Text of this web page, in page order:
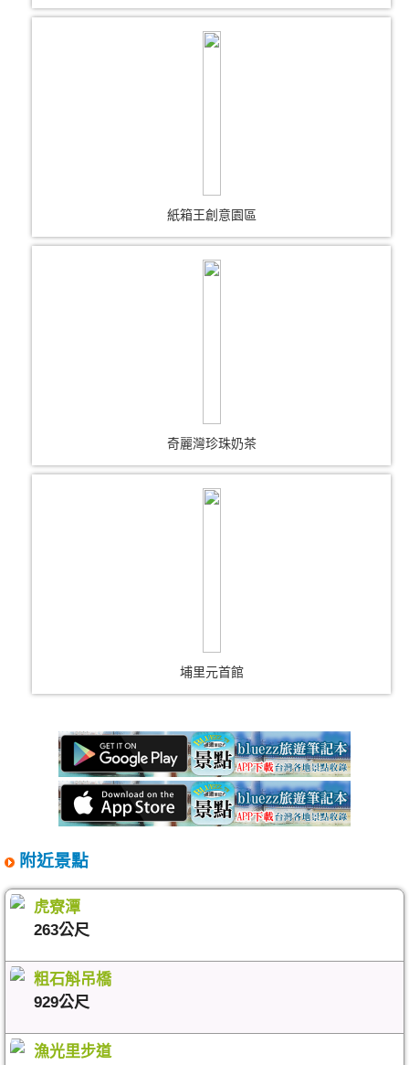
紙箱王創意園區
奇麗灣珍珠奶茶
埔里元首館
附近景點
虎寮潭
263公尺
粗石斛吊橋
929公尺
漁光里步道